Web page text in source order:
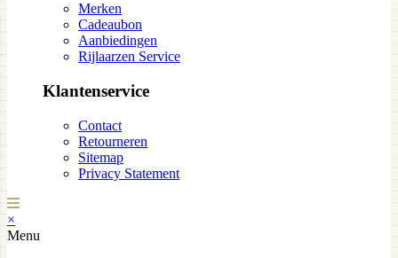
Merken
Cadeaubon
Aanbiedingen
Rijlaarzen Service
Klantenservice
Contact
Retourneren
Sitemap
Privacy Statement
×
Menu